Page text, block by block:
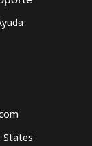
States